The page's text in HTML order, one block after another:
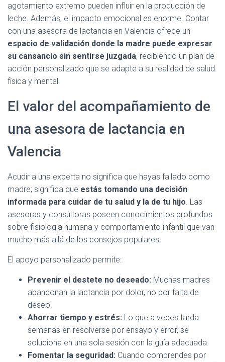
agotamiento extremo pueden influir en la producción de
leche. Además, el impacto emocional es enorme. Contar
con una asesora de lactancia en Valencia ofrece un
espacio de validación donde la madre puede expresar
su cansancio sin sentirse juzgada, recibiendo un plan de
acción personalizado que se adapte a su realidad de salud
física y mental.
El valor del acompañamiento de
una asesora de lactancia en
Valencia
Acudir a una experta no significa que hayas fallado como
madre; significa que estás tomando una decisión
informada para cuidar de tu salud y la de tu hijo . Las
asesoras y consultoras poseen conocimientos profundos
sobre fisiología humana y comportamiento infantil que van
mucho más allá de los consejos populares.
El apoyo personalizado permite:
Prevenir el destete no deseado: Muchas madres
abandonan la lactancia por dolor, no por falta de
deseo.
Ahorrar tiempo y estrés: Lo que a veces tarda
semanas en resolverse por ensayo y error, se
soluciona en una sola sesión con la guía adecuada.
Fomentar la seguridad: Cuando comprendes por